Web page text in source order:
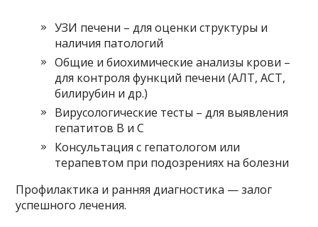
УЗИ печени – для оценки структуры и
наличия патологий
Общие и биохимические анализы крови –
для контроля функций печени (АЛТ, АСТ,
билирубин и др.)
Вирусологические тесты – для выявления
гепатитов B и C
Консультация с гепатологом или
терапевтом при подозрениях на болезни
Профилактика и ранняя диагностика — залог
успешного лечения.